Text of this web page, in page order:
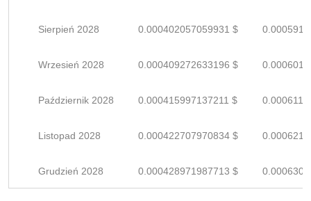
Sierpień 2028 0.000402057059931 $
Wrzesień 2028 0.000409272633196 $
Październik 2028 0.000415997137211 $
Listopad 2028 0.000422707970834 $
Grudzień 2028 0.000428971987713 $